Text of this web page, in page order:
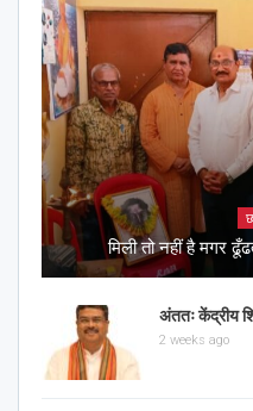
मिली तो नहीं है मगर
अंततः केंद्रीय
2 weeks ago